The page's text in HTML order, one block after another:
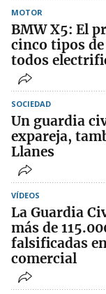
MOTOR
BMW X5: El
cinco tipos
todos
SOCIEDAD
Un guardia
expareja,
Llanes
VÍDEOS
La Guardia
más de
falsificadas
comercial